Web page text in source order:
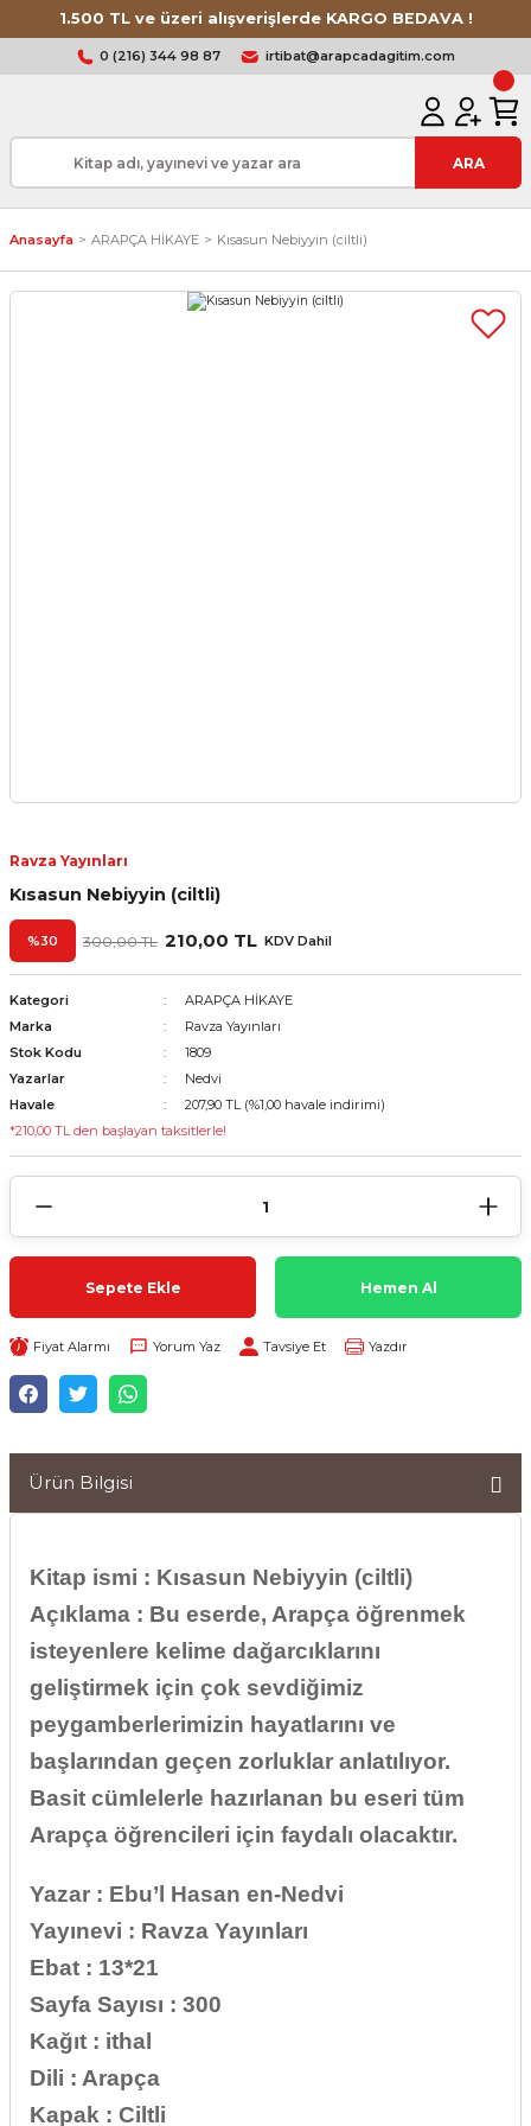
1.500 TL ve üzeri alışverişlerde KARGO BEDAVA !
0 (216) 344 98 87 irtibat@arapcadagitim.com
ARA
Anasayfa ARAPÇA HİKAYE Kısasun Nebiyyin (ciltli)
Ravza Yayınları
Kısasun Nebiyyin (ciltli)
%30 300,00 TL 210,00 TL KDV Dahil
Kategori
ARAPÇA HİKAYE
Marka
Ravza Yayınları
Stok Kodu
1809
Yazarlar
Nedvi
Havale
207,90 TL (%1,00 havale indirimi)
*210,00 TL den başlayan taksitlerle!
Sepete Ekle Hemen Al
Fiyat Alarmı Yorum Yaz Tavsiye Et Yazdır
Ürün Bilgisi
Kitap ismi : Kısasun Nebiyyin (ciltli)
Açıklama : Bu eserde, Arapça öğrenmek
isteyenlere kelime dağarcıklarını
geliştirmek için çok sevdiğimiz
peygamberlerimizin hayatlarını ve
başlarından geçen zorluklar anlatılıyor.
Basit cümlelerle hazırlanan bu eseri tüm
Arapça öğrencileri için faydalı olacaktır.
Yazar : Ebu’l Hasan en-Nedvi
Yayınevi : Ravza Yayınları
Ebat : 13*21
Sayfa Sayısı : 300
Kağıt : ithal
Dili : Arapça
Kapak : Ciltli